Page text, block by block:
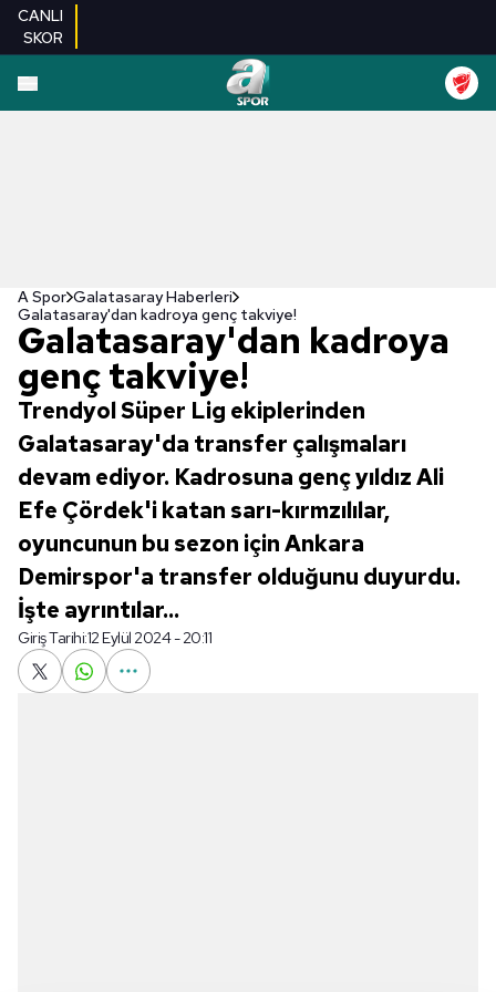
CANLI
SKOR
A Spor Galatasaray Haberleri
Galatasaray'dan kadroya genç takviye!
Galatasaray'dan kadroya
genç takviye!
Trendyol Süper Lig ekiplerinden
Galatasaray'da transfer çalışmaları
devam ediyor. Kadrosuna genç yıldız Ali
Efe Çördek'i katan sarı-kırmzılılar,
oyuncunun bu sezon için Ankara
Demirspor'a transfer olduğunu duyurdu.
İşte ayrıntılar...
Giriş Tarihi:12 Eylül 2024 - 20:11